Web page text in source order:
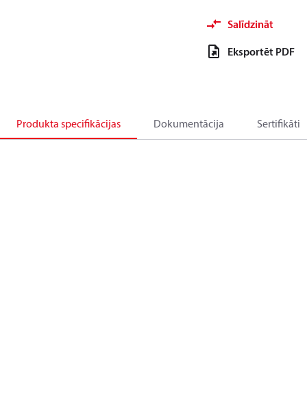
Salīdzināt
Eksportēt PDF
Produkta specifikācijas Dokumentācija Sertifikāti